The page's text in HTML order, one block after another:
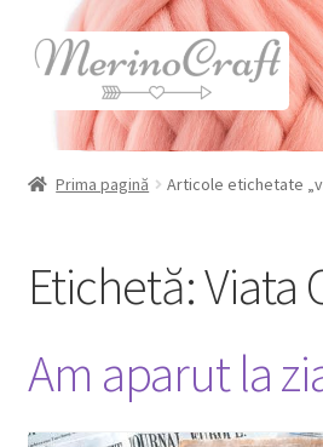
Sari
la
navigare
Sari
la
conținut
Home
Despre
Blog
Contact
Prima pagină Articole etichetate
Etichetă:Viata
Am aparut la